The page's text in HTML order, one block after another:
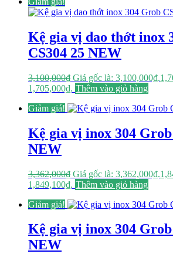
Kệ gia vị dao thớt inox
CS304 25 NEW
3,100,000₫ Giá gốc là: 3,100,000₫.
1,705,000₫. Thêm vào giỏ hàng
Giảm giá!
Kệ gia vị inox 304 Grob
NEW
3,362,000₫ Giá gốc là: 3,362,000₫.
1,849,100₫. Thêm vào giỏ hàng
Giảm giá!
Kệ gia vị inox 304 Grob
NEW